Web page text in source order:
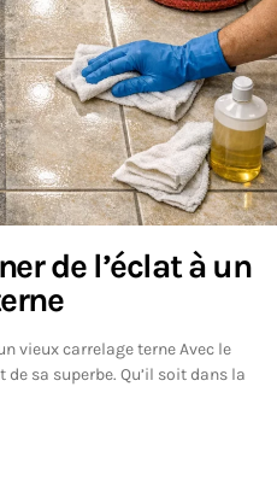
de l’éclat à un
vieux carrelage terne Avec le
sa superbe. Qu’il soit dans la